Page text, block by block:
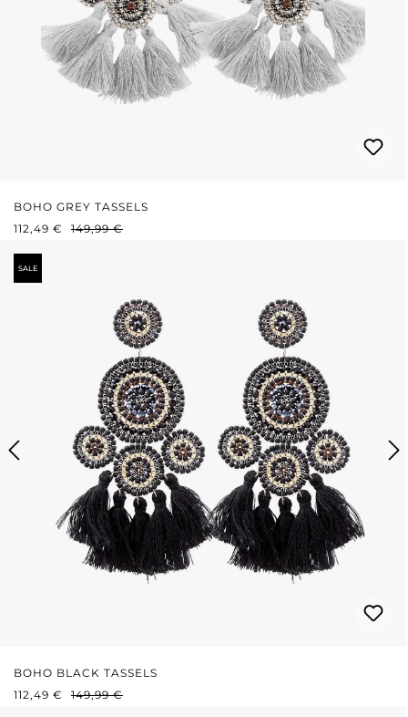
BOHO GREY TASSELS
PRIX DE VENTE :
112,49 € PRIX RÉGULIER :
149,99 €
SALE
BOHO BLACK TASSELS
PRIX DE VENTE :
112,49 € PRIX RÉGULIER :
149,99 €